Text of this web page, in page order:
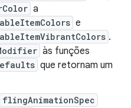
a
e
.
às funções
que retornam um
flingAnimationSpec